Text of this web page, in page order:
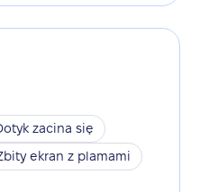
zacina się
ekran z plamami